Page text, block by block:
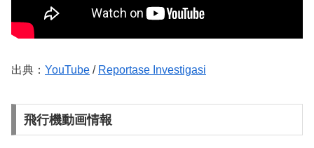
出典： YouTube / Reportase Investigasi
飛行機動画情報